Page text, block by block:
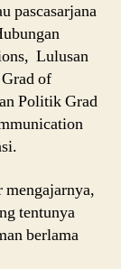
pascasarjana
Lulusan
of
Politik Grad
mengajarnya,
tentunya
berlama